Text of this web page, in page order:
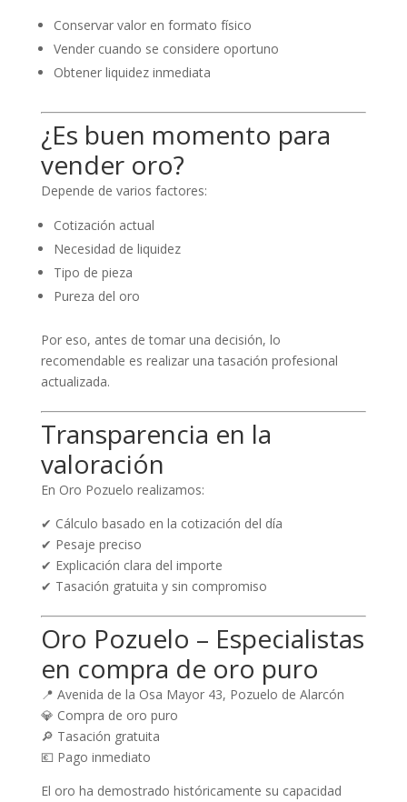
Conservar valor en formato físico
Vender cuando se considere oportuno
Obtener liquidez inmediata
¿Es buen momento para
vender oro?
Depende de varios factores:
Cotización actual
Necesidad de liquidez
Tipo de pieza
Pureza del oro
Por eso, antes de tomar una decisión, lo
recomendable es realizar una tasación profesional
actualizada.
Transparencia en la
valoración
En Oro Pozuelo realizamos:
✔ Cálculo basado en la cotización del día
✔ Pesaje preciso
✔ Explicación clara del importe
✔ Tasación gratuita y sin compromiso
Oro Pozuelo – Especialistas
en compra de oro puro
📍 Avenida de la Osa Mayor 43, Pozuelo de Alarcón
💎 Compra de oro puro
🔎 Tasación gratuita
💶 Pago inmediato
El oro ha demostrado históricamente su capacidad